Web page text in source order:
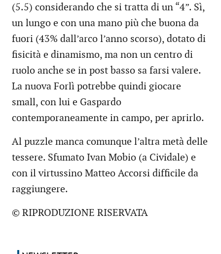
(5.5) considerando che si tratta di un “4”. Sì,
un lungo e con una mano più che buona da
fuori (43% dall’arco l’anno scorso), dotato di
fisicità e dinamismo, ma non un centro di
ruolo anche se in post basso sa farsi valere.
La nuova Forlì potrebbe quindi giocare
small, con lui e Gaspardo
contemporaneamente in campo, per aprirlo.
Al puzzle manca comunque l’altra metà delle
tessere. Sfumato Ivan Mobio (a Cividale) e
con il virtussino Matteo Accorsi difficile da
raggiungere.
© RIPRODUZIONE RISERVATA